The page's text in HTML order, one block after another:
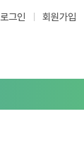
로그인 회원가입